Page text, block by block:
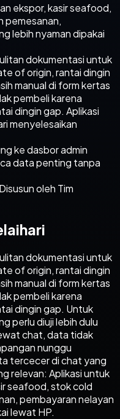
ekspor, kasir seafood,
pemesanan,
lebih nyaman dipakai
dokumentasi untuk
of origin, rantai dingin
manual di form kertas
pembeli karena
dingin gap. Aplikasi
menyelesaikan
ke dasbor admin
data penting tanpa
Disusun oleh Tim
dokumentasi untuk
of origin, rantai dingin
manual di form kertas
pembeli karena
dingin gap. Untuk
perlu diuji lebih dulu
chat, data tidak
nunggu
tercecer di chat yang
relevan: Aplikasi untuk
seafood, stok cold
pembayaran nelayan
lewat HP.